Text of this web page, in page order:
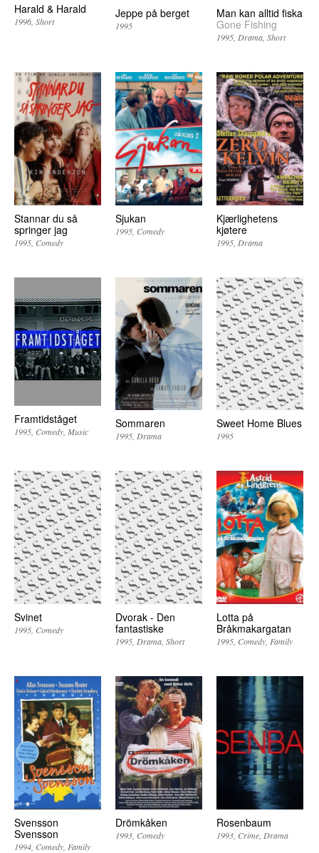
Harald & Harald
1996 Short
Jeppe på berget
1995
Man kan alltid fiska
Gone Fishing
1995 Drama Short
Stannar du så
springer jag
1995 Comedy
Sjukan
1995 Comedy
Kjærlighetens
kjøtere
1995 Drama
Framtidståget
1995 Comedy Music
Sommaren
1995 Drama
Sweet Home Blues
1995
Svinet
1995 Comedy
Dvorak - Den
fantastiske
1995 Drama Short
Lotta på
Bråkmakargatan
1995 Comedy Family
Svensson
Svensson
1994 Comedy Family
Drömkåken
1993 Comedy
Rosenbaum
1993 Crime Drama